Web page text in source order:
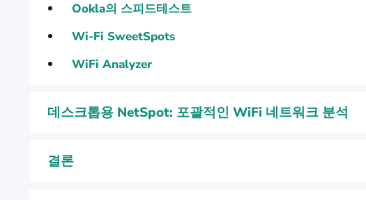
Ookla의 스피드테스트
Wi-Fi SweetSpots
WiFi Analyzer
데스크톱용 NetSpot: 포괄적인 WiFi 네트워크 분석
결론